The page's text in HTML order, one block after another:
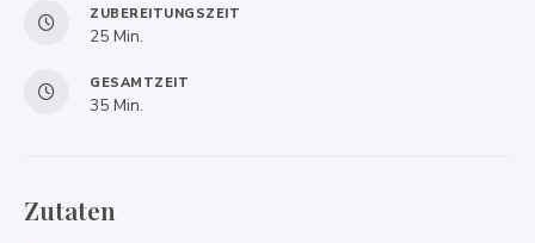
ZUBEREITUNGSZEIT
25Minuten
Min.
GESAMTZEIT
35Minuten
Min.
Zutaten